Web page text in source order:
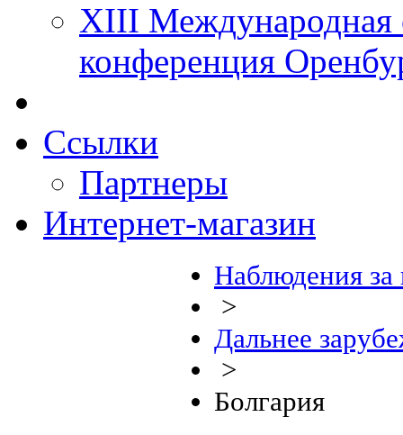
XIII Международная
конференция
Ссылки
Партнеры
Интернет-магазин
Наблюдения
>
Дальнее
>
Болгария